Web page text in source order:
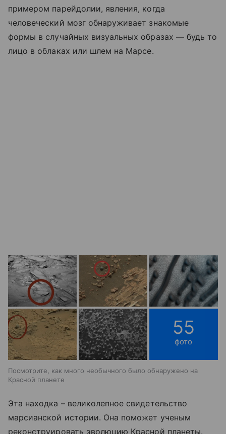
примером парейдолии, явления, когда
человеческий мозг обнаруживает знакомые
формы в случайных визуальных образах — будь то
лицо в облаках или шлем на Марсе.
55
фото
Посмотрите, как много необычного было обнаружено на
Красной планете
Эта находка – великолепное свидетельство
марсианской истории. Она поможет ученым
реконструировать эволюцию Красной планеты.